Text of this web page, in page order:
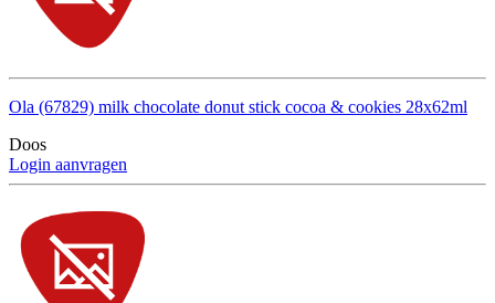
Ola (67829) milk chocolate donut stick cocoa & cookies 28x62ml
Doos
Login aanvragen